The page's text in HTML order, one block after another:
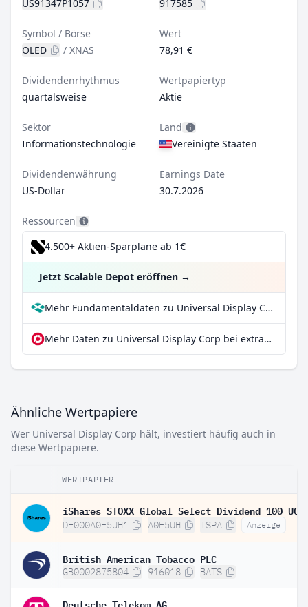
US91347P1057
917585
Symbol / Börse
OLED
/ XNAS
Wert
78,91 €
Dividendenrhythmus
quartalsweise
Wertpapiertyp
Aktie
Sektor
Informationstechnologie
Land
Vereinigte Staaten
Dividendenwährung
US-Dollar
Earnings Date
30.7.2026
Ressourcen
4.500+ Aktien-Sparpläne ab 1€
Jetzt Scalable Depot eröffnen →
Mehr Fundamentaldaten zu Universal Display Corp bei Parqet
Mehr Daten zu Universal Display Corp bei extraETF
Ähnliche Wertpapiere
Wer Universal Display Corp hält, investiert häufig auch in
diese Wertpapiere.
WERTPAPIER
DE000A0F5UH1 A0F5UH ISPA Anzeige
British American Tobacco PLC
GB0002875804 916018 BATS
Deutsche Telekom AG